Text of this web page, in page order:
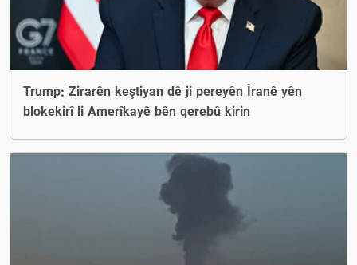
Trump: Zirarên keştiyan dê ji pereyên Îranê yên
blokekirî li Amerîkayê bên qerebû kirin